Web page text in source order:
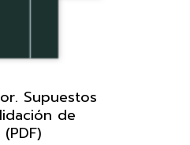
Supuestos
de